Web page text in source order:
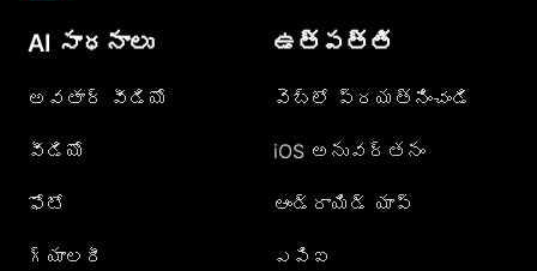
AI సాధనాలు
అవతార్ వీడియో
వీడియో
ఫోటో
గ్యాలరీ
ఉత్పత్తి
వెబ్లో ప్రయత్నించండి
iOS అనువర్తనం
ఆండ్రాయిడ్ యాప్
ఎపిఐ